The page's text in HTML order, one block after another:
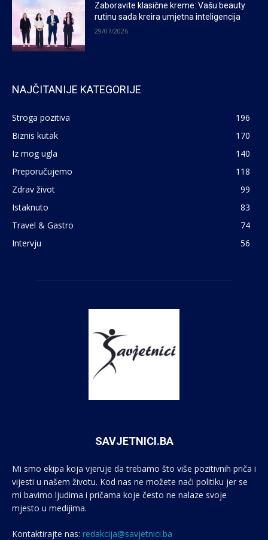
Zaboravite klasične kreme: Vašu beauty
rutinu sada kreira umjetna inteligencija
29/07/2026
NAJČITANIJE KATEGORIJE
Stroga pozitiva
196
Biznis kutak
170
Iz mog ugla
140
Preporučujemo
118
Zdrav život
99
Istaknuto
83
Travel & Gastro
74
Intervju
56
SAVJETNICI.BA
Mi smo ekipa koja vjeruje da trebamo što više pozitivnih priča i
vijesti u našem životu. Kod nas ne možete naći politiku jer se
mi bavimo ljudima i pričama koje često ne nalaze svoje
mjesto u medijima.
Kontaktirajte nas: redakcija@savjetnici.ba